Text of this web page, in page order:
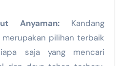
Anyaman:Kandang
pilihan terbaik
saja yang mencari